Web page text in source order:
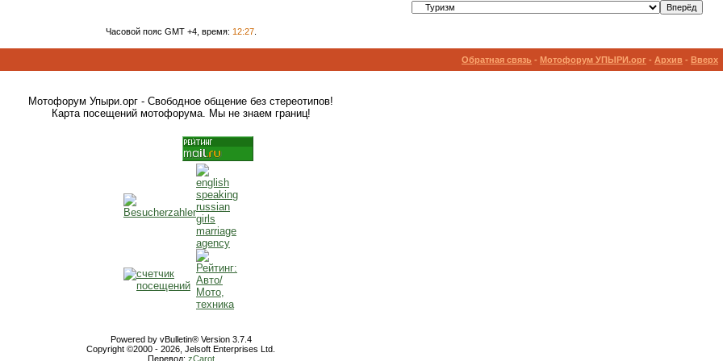
Часовой пояс GMT +4, время: 12:27.
Обратная связь - Мотофорум УПЫРИ.орг - Архив - Вверх
Мотофорум Упыри.орг - Свободное общение без стереотипов!
Карта посещений мотофорума. Мы не знаем границ!
Powered by vBulletin® Version 3.7.4
Copyright ©2000 - 2026, Jelsoft Enterprises Ltd.
Перевод: zCarot